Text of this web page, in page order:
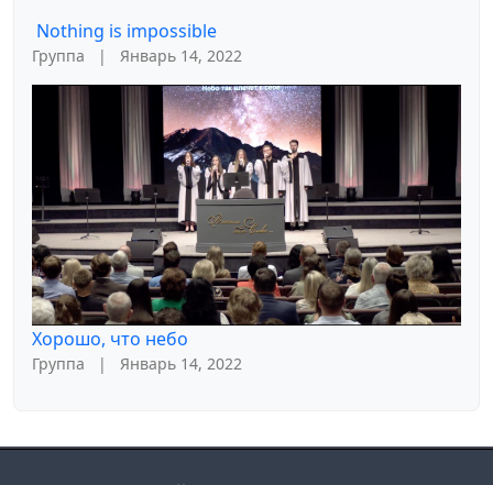
Nothing is impossible
Группа | Январь 14, 2022
Хорошо, что небо
Группа | Январь 14, 2022